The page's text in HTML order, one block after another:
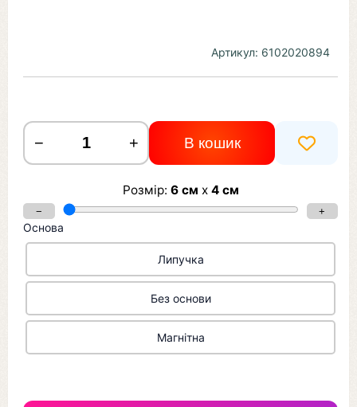
Артикул: 6102020894
− + В кошик
Розмір: 6см x 4см
− +
Основа
Липучка
Без основи
Магнітна